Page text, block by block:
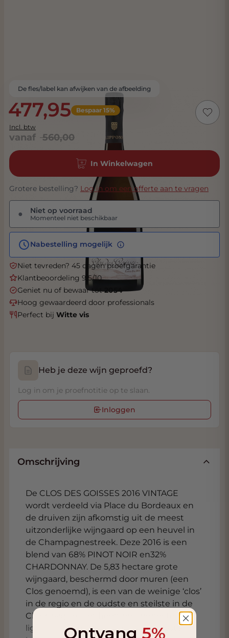
De fles/label kan afwijken van de afbeelding
477,95 Bespaar 15%
Incl. btw
vanaf 560,00
In Winkelwagen
Grotere bestelling? Log in om een offerte aan te vragen
● Niet op voorraad
Momenteel niet beschikbaar
Nabestelling mogelijk
Niet tevreden? 45 dagen proefgarantie
Klantbeoordeling 9.5/10
Geniet nu of bewaar tot2054
Hoog gewaardeerd door professionals
Perfect bij Witte vis
Heb je deze wijn geproefd?
Log in om je proefnotitie op te slaan.
Inloggen
Omschrijving
De CLOS DES GOISSES 2016 VINTAGE
wordt verdeeld via Place du Bordeaux en
de druiven zijn afkomstig uit de meest
uitzonderlijke wijngaard op een heuvel in
de Champagnestreek. Deze 2016 is een
blend van 68% PINOT NOIR en32%
CHARDONNAY. De 5,83 hectare grote
wijngaard, beschermd door muren (een
Clos genoemd), is een van de weinige ‘clos’
in de regio en de oudste en steilste in de
Champagne. Het heeft een perfecte
ligging, pal op het zuiden, op de beste
Ontvang 5%